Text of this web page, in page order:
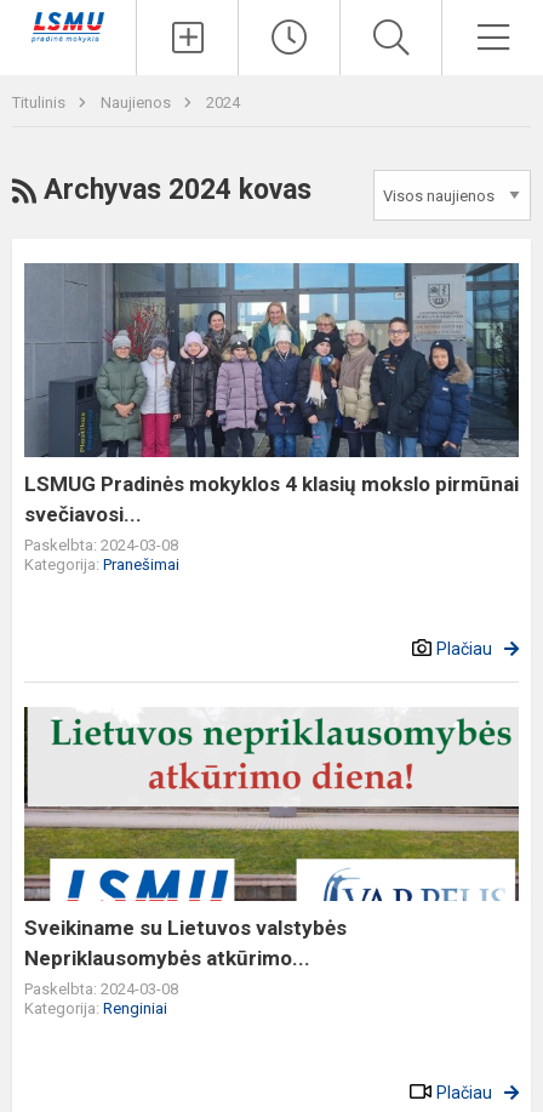
Titulinis Naujienos 2024
RSS
Archyvas 2024 kovas
LSMUG
mokyklos
klasių
mokslo
pirmūnai
svečiavosi...
LSMUG Pradinės mokyklos 4 klasių mokslo pirmūnai
svečiavosi...
Paskelbta: 2024-03-08
Kategorija: Pranešimai
Plačiau
Sveikiname
su
Lietuvos
valstybės
Nepriklausomybės
atkūrimo...
Sveikiname su Lietuvos valstybės
Nepriklausomybės atkūrimo...
Paskelbta: 2024-03-08
Kategorija: Renginiai
Plačiau